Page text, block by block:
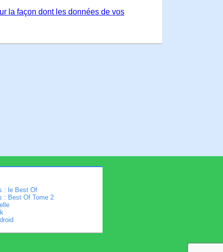
la façon dont les données de vos
: le Best Of
: Best Of Tome 2